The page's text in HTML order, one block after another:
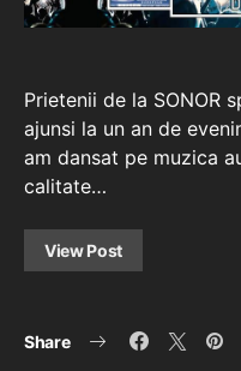
Prietenii de la SONOR
ajunsi la un an de
am dansat pe muzica
calitate…
View Post
Share